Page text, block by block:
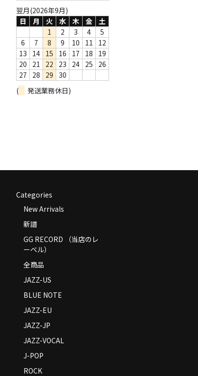
翌月(2026年9月)
日
月 火 水 木 金
土
1
2 3 4
5
6
7 8 9 10 11
12
13
14 15 16 17 18
19
20
21 22 23 24 25
26
27
28 29
30
(
発送業務休日)
Categories
New Arrivals
新譜
GG RECORD （当店のレ
ーベル）
全商品
JAZZ-US
BLUE NOTE
JAZZ-EU
JAZZ-JP
JAZZ-VOCAL
J-POP
ROCK